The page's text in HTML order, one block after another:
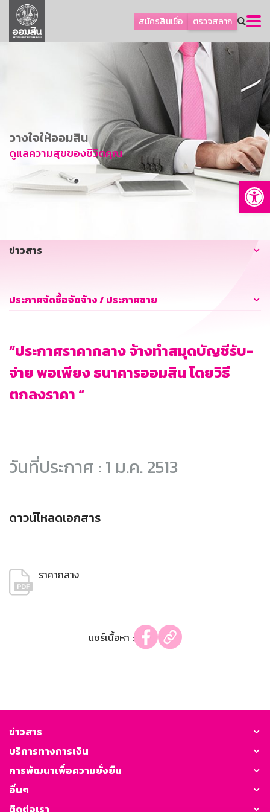
สมัครสินเชื่อ ตรวจสลาก
ลูกค้าธุรกิจ
ลูกค้าผู้ประกอบรายย่อย
การพัฒนาที่ยั่งยืน
ข่าวสาร
บริการทางการเงิน
อื่นๆ
วางใจให้ออมสิน
ดูแลความสุขของชีวิตคุณ
ข่าวสาร
ประกาศจัดซื้อจัดจ้าง / ประกาศขาย
“ประกาศราคากลาง จ้างทำสมุดบัญชีรับ-
จ่าย พอเพียง ธนาคารออมสิน โดยวิธี
ตกลงราคา “
วันที่ประกาศ : 1 ม.ค. 2513
ดาวน์โหลดเอกสาร
ราคากลาง
แชร์เนื้อหา :
ข่าวสาร
บริการทางการเงิน
การพัฒนาเพื่อความยั่งยืน
อื่นๆ